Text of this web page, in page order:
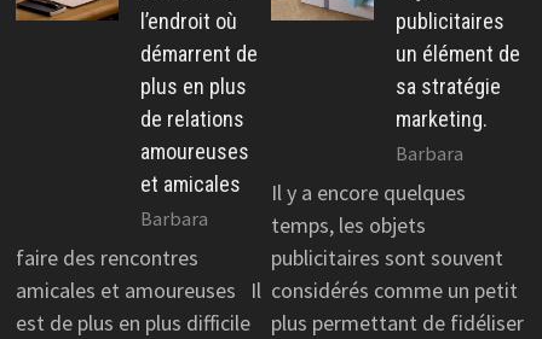
l’endroit où
démarrent de
plus en plus
de relations
amoureuses
et amicales
Barbara
faire des rencontres
amicales et amoureuses Il
est de plus en plus difficile
publicitaires
un élément de
sa stratégie
marketing.
Barbara
Il y a encore quelques
temps, les objets
publicitaires sont souvent
considérés comme un petit
plus permettant de fidéliser